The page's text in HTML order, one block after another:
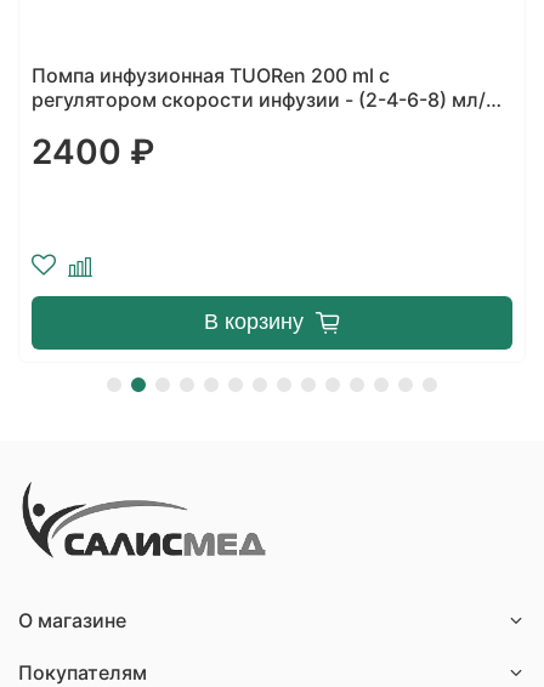
Помпа инфузионная TUORen 200 ml с
регулятором скорости инфузии - (2-4-6-8) мл/
2400 ₽
В корзину
О магазине
Покупателям